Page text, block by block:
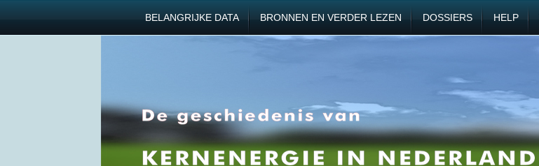
BELANGRIJKE DATA BRONNEN EN VERDER LEZEN DOSSIERS HELP